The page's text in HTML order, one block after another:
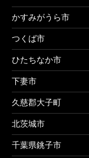
かすみがうら市
つくば市
ひたちなか市
下妻市
久慈郡大子町
北茨城市
千葉県銚子市